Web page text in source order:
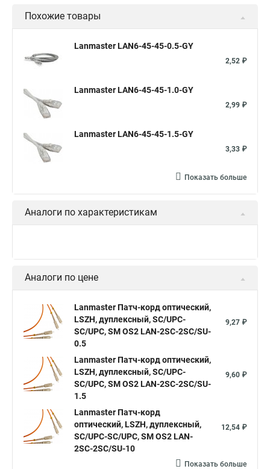
Похожие товары
Lanmaster LAN6-45-45-0.5-GY
2,52 ₽
Lanmaster LAN6-45-45-1.0-GY
2,99 ₽
Lanmaster LAN6-45-45-1.5-GY
3,33 ₽
Показать больше
Аналоги по характеристикам
Аналоги по цене
Lanmaster Патч-корд оптический,
LSZH, дуплексный, SC/UPC-
SC/UPC, SM OS2 LAN-2SC-2SC/SU-
0.5
9,27 ₽
Lanmaster Патч-корд оптический,
LSZH, дуплексный, SC/UPC-
SC/UPC, SM OS2 LAN-2SC-2SC/SU-
1.5
9,60 ₽
Lanmaster Патч-корд
оптический, LSZH, дуплексный,
SC/UPC-SC/UPC, SM OS2 LAN-
2SC-2SC/SU-10
12,54 ₽
Показать больше